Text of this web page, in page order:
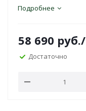
Подробнее
58 690 руб.
Достаточно